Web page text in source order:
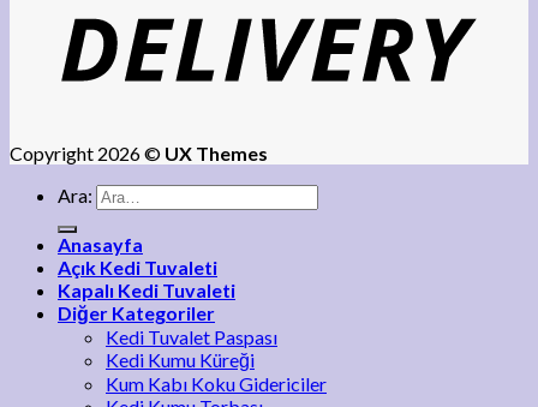
Copyright 2026 © UX Themes
Ara:
Anasayfa
Açık Kedi Tuvaleti
Kapalı Kedi Tuvaleti
Diğer Kategoriler
Kedi Tuvalet Paspası
Kedi Kumu Küreği
Kum Kabı Koku Gidericiler